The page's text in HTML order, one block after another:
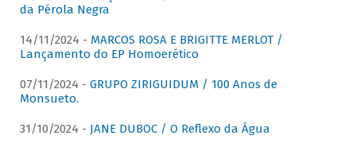
da Pérola Negra
14/11/2024 - MARCOS ROSA E BRIGITTE MERLOT /
Lançamento do EP Homoerético
07/11/2024 - GRUPO ZIRIGUIDUM / 100 Anos de
Monsueto.
31/10/2024 - JANE DUBOC / O Reflexo da Água